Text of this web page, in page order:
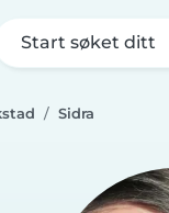
Start søket ditt
Sidra